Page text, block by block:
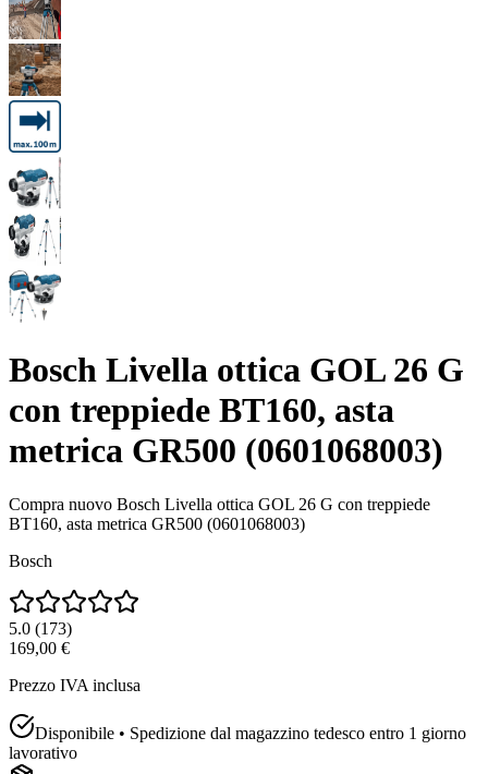
Bosch Livella ottica GOL 26 G
con treppiede BT160, asta
metrica GR500 (0601068003)
Compra nuovo Bosch Livella ottica GOL 26 G con treppiede
BT160, asta metrica GR500 (0601068003)
Bosch
5.0 (173)
169,00 €
Prezzo IVA inclusa
Disponibile • Spedizione dal magazzino tedesco entro 1 giorno
lavorativo